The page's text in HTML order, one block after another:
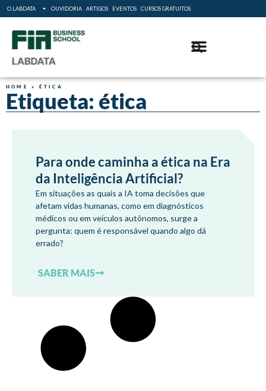
O LABDATA OUVIDORIA ARTIGOS EVENTOS CURSOS GRATUITOS
HOME » ÉTICA
Etiqueta: ética
Para onde caminha a ética na Era
da Inteligência Artificial?
Em situações as quais a IA toma decisões que
afetam vidas humanas, como em diagnósticos
médicos ou em veículos autônomos, surge a
pergunta: quem é responsável quando algo dá
errado?
SABER MAIS